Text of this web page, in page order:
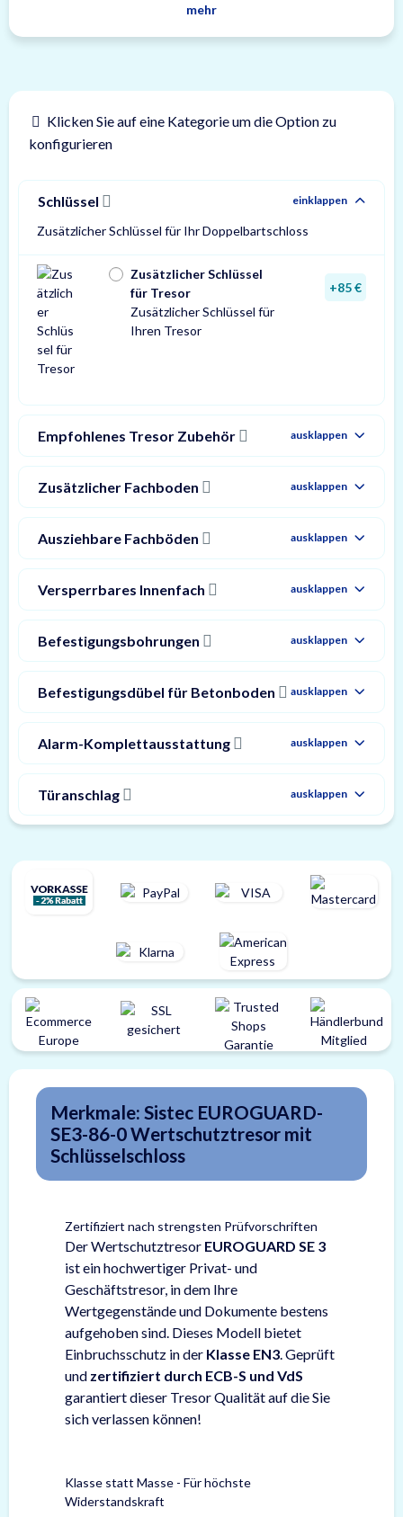
mehr
Klicken Sie auf eine Kategorie um die Option zu
konfigurieren
Schlüssel einklappen
Zusätzlicher Schlüssel für Ihr Doppelbartschloss
Zusätzlicher Schlüssel
für Tresor
Zusätzlicher Schlüssel für
Ihren Tresor
+85 €
Empfohlenes Tresor Zubehör ausklappen
Zusätzlicher Fachboden ausklappen
Ausziehbare Fachböden ausklappen
Versperrbares Innenfach ausklappen
Befestigungsbohrungen ausklappen
Befestigungsdübel für Betonboden ausklappen
Alarm-Komplettausstattung ausklappen
Türanschlag ausklappen
Merkmale: Sistec EUROGUARD-
SE3-86-0 Wertschutztresor mit
Schlüsselschloss
Zertifiziert nach strengsten Prüfvorschriften
Der Wertschutztresor EUROGUARD SE 3
ist ein hochwertiger Privat- und
Geschäftstresor, in dem Ihre
Wertgegenstände und Dokumente bestens
aufgehoben sind. Dieses Modell bietet
Einbruchsschutz in der Klasse EN3 . Geprüft
und zertifiziert durch ECB-S und VdS
garantiert dieser Tresor Qualität auf die Sie
sich verlassen können!
Klasse statt Masse - Für höchste
Widerstandskraft